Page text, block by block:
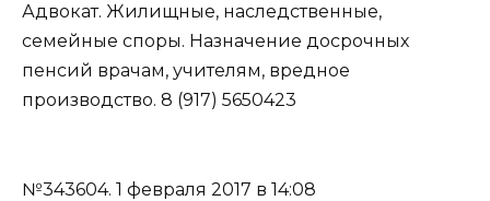
Адвокат. Жилищные, наследственные,
семейные споры. Назначение досрочных
пенсий врачам, учителям, вредное
производство. 8 (917) 5650423
№343604. 1 февраля 2017 в 14:08